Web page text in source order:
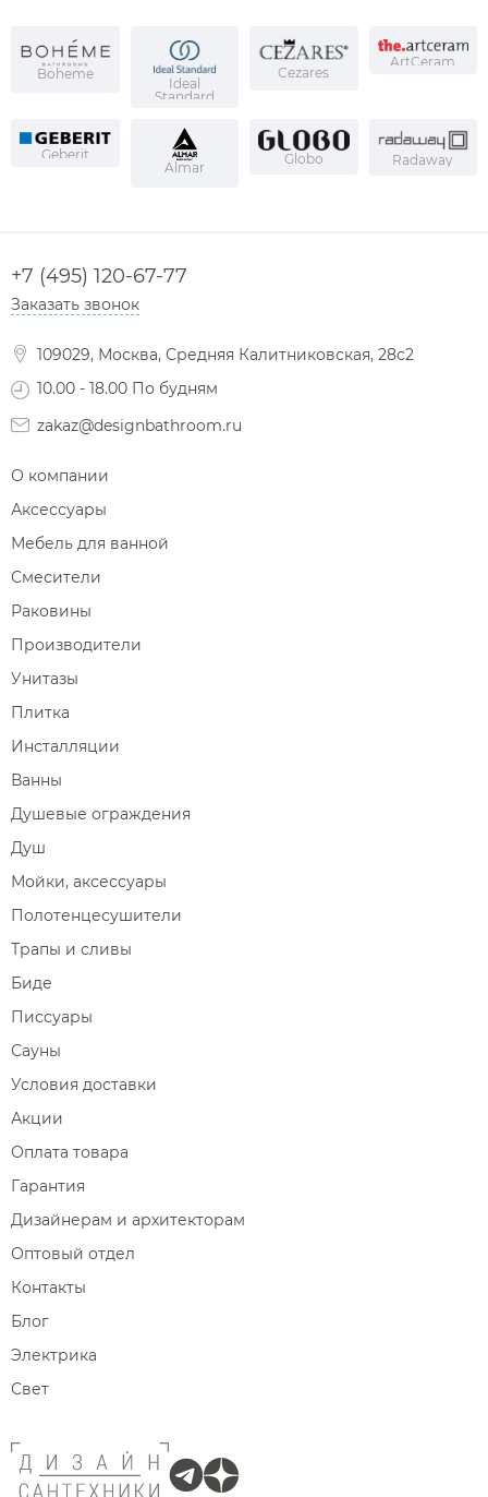
Boheme
Ideal
Standard
Cezares
ArtCeram
Geberit
Almar
Globo Radaway
+7 (495) 120-67-77
Заказать звонок
109029, Москва, Средняя Калитниковская, 28с2
10.00 - 18.00 По будням
zakaz@designbathroom.ru
О компании
Аксессуары
Мебель для ванной
Смесители
Раковины
Производители
Унитазы
Плитка
Инсталляции
Ванны
Душевые ограждения
Душ
Мойки, аксессуары
Полотенцесушители
Трапы и сливы
Биде
Писсуары
Сауны
Условия доставки
Акции
Оплата товара
Гарантия
Дизайнерам и архитекторам
Оптовый отдел
Контакты
Блог
Электрика
Свет